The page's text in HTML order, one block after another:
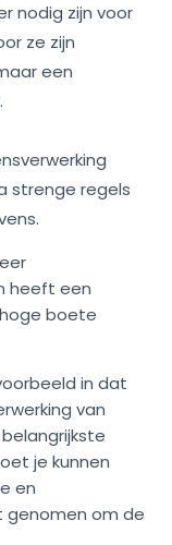
nodig zijn voor
ze zijn
een
strenge regels
heeft een
boete
in dat
van
je kunnen
en
genomen om de